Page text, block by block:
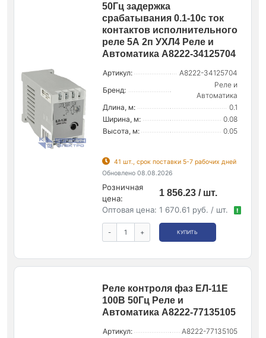
50Гц задержка
срабатывания 0.1-10с ток
контактов исполнительного
реле 5А 2п УХЛ4 Реле и
Автоматика A8222-34125704
Артикул:
A8222-34125704
Бренд:
Реле и
Автоматика
Длина, м:
0.1
Ширина, м:
0.08
Высота, м:
0.05
41 шт., срок поставки 5-7 рабочих дней
Обновлено 08.08.2026
Розничная
цена:
1 856.23 / шт.
Оптовая цена: 1 670.61 руб. / шт. !
- + КУПИТЬ
Реле контроля фаз ЕЛ-11Е
100В 50Гц Реле и
Автоматика A8222-77135105
Артикул:
A8222-77135105